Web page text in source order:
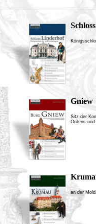
Gniew
Sitz der
Ordens
an der